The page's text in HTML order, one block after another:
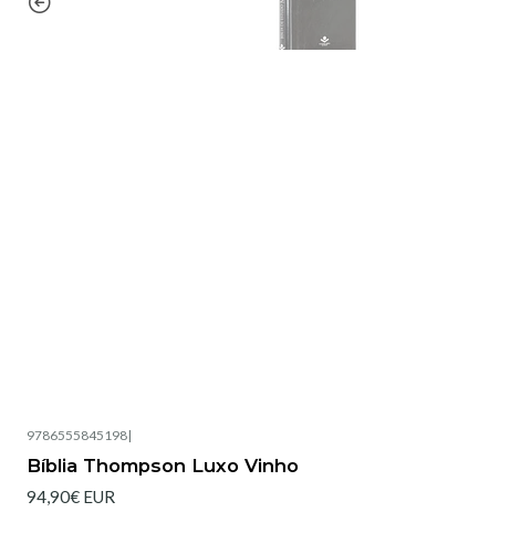
9786555845198|
Bíblia Thompson Luxo Vinho
94,90€ EUR